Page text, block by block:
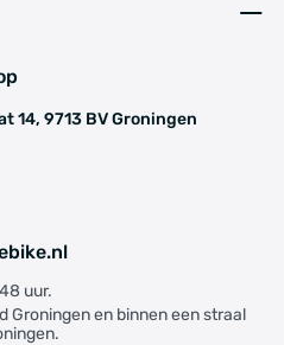
14, 9713 BV Groningen
uur.
Groningen en binnen een straal